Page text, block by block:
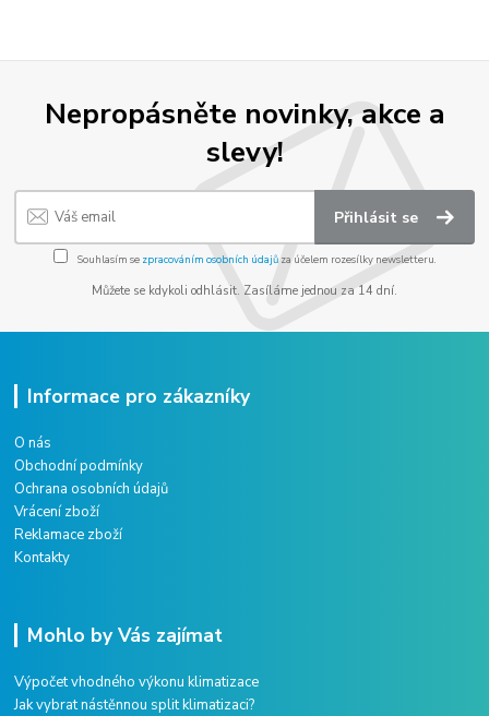
Nepropásněte novinky, akce a
slevy!
Přihlásit se
Souhlasím se zpracováním osobních údajůza účelem rozesílky newsletteru.
Můžete se kdykoli odhlásit. Zasíláme jednou za 14 dní.
Informace pro zákazníky
O nás
Obchodní podmínky
Ochrana osobních údajů
Vrácení zboží
Reklamace zboží
Kontakty
Mohlo by Vás zajímat
Výpočet vhodného výkonu klimatizace
Jak vybrat nástěnnou split klimatizaci?